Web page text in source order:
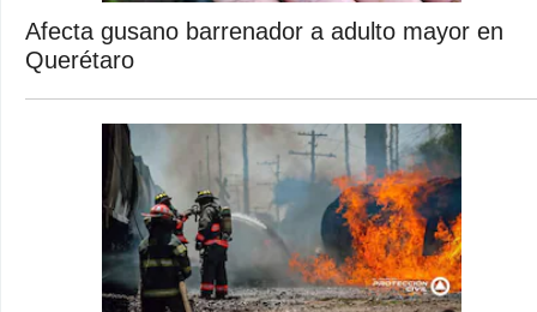
Afecta gusano barrenador a adulto mayor en
Querétaro